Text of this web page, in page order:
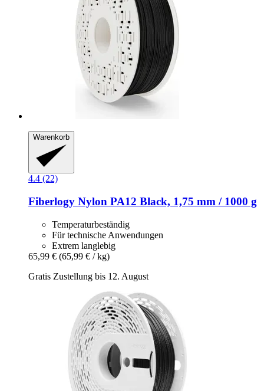
Warenkorb
4.4 (22)
Fiberlogy Nylon PA12 Black, 1,75 mm / 1000 g
Temperaturbeständig
Für technische Anwendungen
Extrem langlebig
65,99 € (65,99 € / kg)
Gratis Zustellung bis 12. August